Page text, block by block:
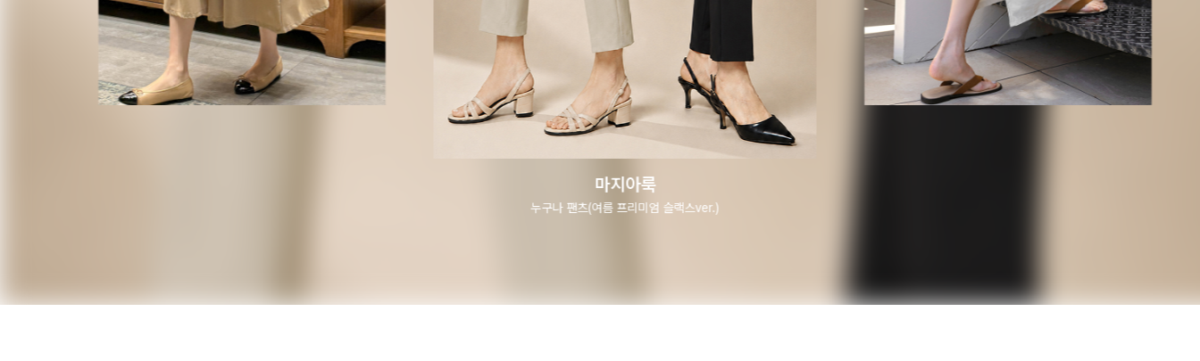
마지아룩
매직스판 두기장 쿨 스커트(숏.기본ver)